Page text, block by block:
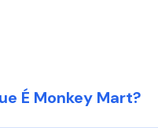
É Monkey Mart?